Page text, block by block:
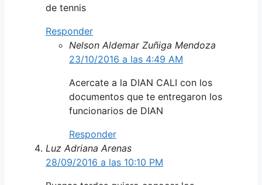
de tennis
Responder
Nelson Aldemar Zuñiga Mendoza
23/10/2016 a las 4:49 AM
Acercate a la DIAN CALI con los
documentos que te entregaron los
funcionarios de DIAN
Responder
Luz Adriana Arenas
28/09/2016 a las 10:10 PM